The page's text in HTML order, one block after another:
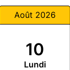
Août 2026
10
Lundi